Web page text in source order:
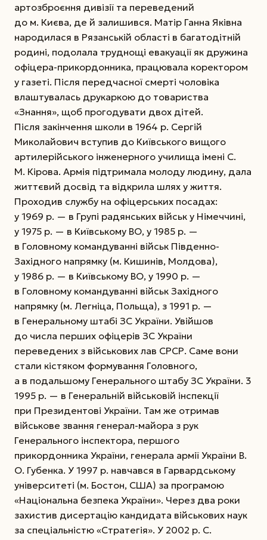
артозброєння дивізії та переведений
до м. Києва, де й залишився. Матір Ганна Яківна
народилася в Рязанській області в багатодітній
родині, подолала труднощі евакуації як дружина
офіцера-прикордонника, працювала коректором
у газеті. Після передчасної смерті чоловіка
влаштувалась друкаркою до товариства
«Знання», щоб прогодувати двох дітей.
Після закінчення школи в 1964 р. Сергій
Миколайович вступив до Київського вищого
артилерійського інженерного училища імені С.
М. Кірова. Армія підтримала молоду людину, дала
життєвий досвід та відкрила шлях у життя.
Проходив службу на офіцерських посадах:
у 1969 р. — в Групі радянських військ у Німеччині,
у 1975 р. — в Київському ВО, у 1985 р. —
в Головному командуванні військ Південно-
Західного напрямку (м. Кишинів, Молдова),
у 1986 р. — в Київському ВО, у 1990 р. —
в Головному командуванні військ Західного
напрямку (м. Лег­ніца, Польща), з 1991 р. —
в Генеральному штабі ЗС України. Увійшов
до числа перших офіцерів ЗС України
переведених з військових лав СРСР. Саме вони
стали кістяком формування Головного,
а в подальшому Генерального штабу ЗС України. 3
1995 р. — в Генеральній військовій інспекції
при Президентові України. Там же отримав
військове звання генерал-майора з рук
Генерального інспектора, першого
прикордонника України, генерала армії України В.
О. Губенка. У 1997 р. навчався в Гарвардському
університеті (м. Бостон, США) за програмою
«Національна безпека України». Через два роки
захистив дисертацію кандидата військових наук
за спеціальністю «Стратегія». У 2002 р. С.